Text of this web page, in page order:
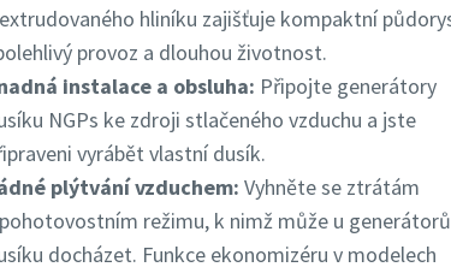
hliníku zajišťuje kompaktní
provoz a dlouhou životnost.
instalace a obsluha: Připojte generátory
NGPs ke zdroji stlačeného vzduchu a jste
vyrábět vlastní dusík.
plýtvání vzduchem: Vyhněte se ztrátám
režimu, k nimž může u generátorů
docházet. Funkce ekonomizéru v modelech